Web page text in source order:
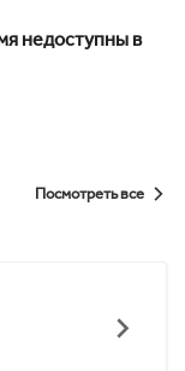
недоступны в
Посмотреть все